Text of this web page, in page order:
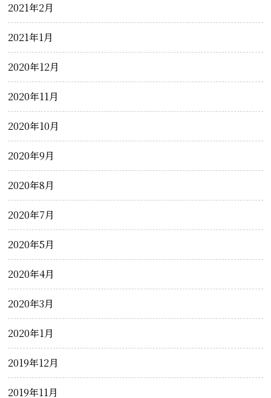
2021年2月
2021年1月
2020年12月
2020年11月
2020年10月
2020年9月
2020年8月
2020年7月
2020年5月
2020年4月
2020年3月
2020年1月
2019年12月
2019年11月